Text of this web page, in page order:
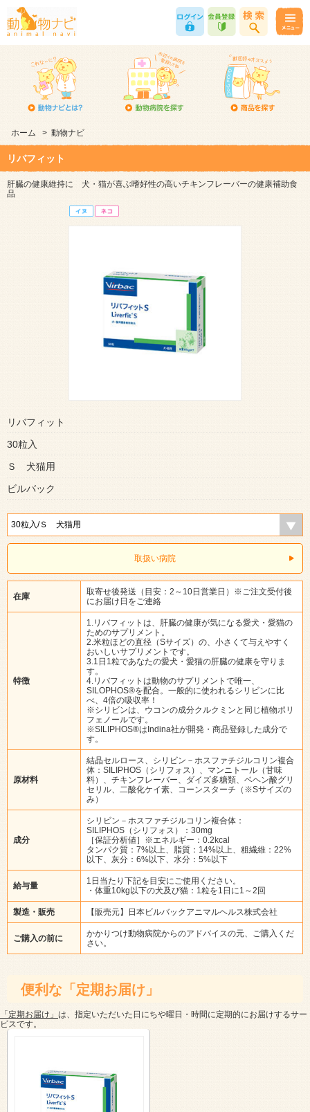
ホーム > 動物ナビ
リバフィット
肝臓の健康維持に 犬・猫が喜ぶ嗜好性の高いチキンフレーバーの健康補助食
品
リバフィット
30粒入
Ｓ 犬猫用
ビルバック
取扱い病院
在庫
取寄せ後発送（目安：2～10日営業日）※ご注文受付後
にお届け日をご連絡
特徴
1.リバフィットは、肝臓の健康が気になる愛犬・愛猫の
ためのサプリメント。
2.米粒ほどの直径（Sサイズ）の、小さくて与えやすく
おいしいサプリメントです。
3.1日1粒であなたの愛犬・愛猫の肝臓の健康を守りま
す。
4.リバフィットは動物のサプリメントで唯一、
SILOPHOS®を配合。一般的に使われるシリビンに比
べ、4倍の吸収率！
※シリビンは、ウコンの成分クルクミンと同じ植物ポリ
フェノールです。
※SILIPHOS®はIndina社が開発・商品登録した成分で
す。
原材料
結晶セルロース、シリビン－ホスファチジルコリン複合
体：SILIPHOS（シリフォス）、マンニトール（甘味
料）、チキンフレーバー、ダイズ多糖類、ベヘン酸グリ
セリル、二酸化ケイ素、コーンスターチ（※Sサイズの
み）
成分
シリビン－ホスファチジルコリン複合体：
SILIPHOS（シリフォス）：30mg
［保証分析値］※エネルギー：0.2kcal
タンパク質：7%以上、脂質：14%以上、粗繊維：22%
以下、灰分：6%以下、水分：5%以下
給与量
1日当たり下記を目安にご使用ください。
・体重10kg以下の犬及び猫：1粒を1日に1～2回
製造・販売 【販売元】日本ビルバックアニマルヘルス株式会社
ご購入の前に
かかりつけ動物病院からのアドバイスの元、ご購入くだ
さい。
便利な「定期お届け」
「定期お届け」 は、指定いただいた日にちや曜日・時間に定期的にお届けするサー
ビスです。